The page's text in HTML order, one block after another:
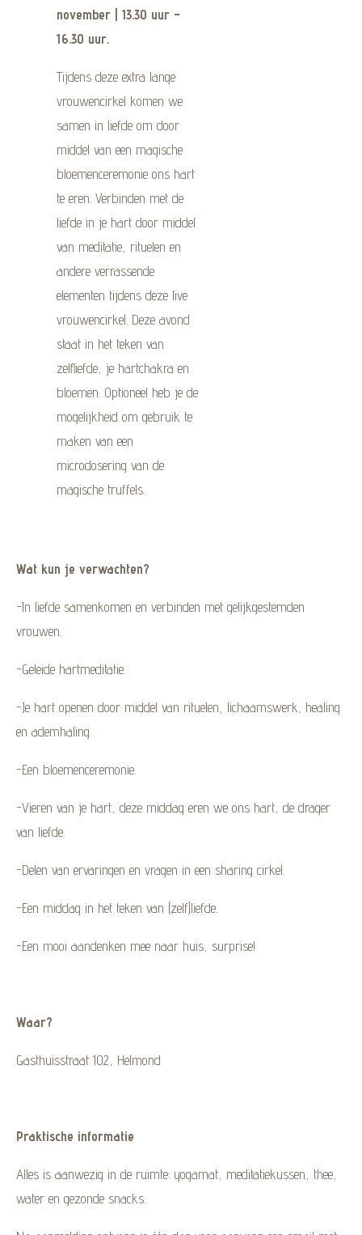
november | 13.30 uur –
16.30 uur.
Tijdens deze extra lange
vrouwencirkel komen we
samen in liefde om door
middel van een magische
bloemenceremonie ons hart
te eren. Verbinden met de
liefde in je hart door middel
van meditatie, rituelen en
andere verrassende
elementen tijdens deze live
vrouwencirkel. Deze avond
staat in het teken van
zelfliefde, je hartchakra en
bloemen. Optioneel heb je de
mogelijkheid om gebruik te
maken van een
microdosering van de
magische truffels.
Wat kun je verwachten?
-In liefde samenkomen en verbinden met gelijkgestemden
vrouwen.
-Geleide hartmeditatie.
-Je hart openen door middel van rituelen, lichaamswerk, healing
en ademhaling.
-Een bloemenceremonie.
-Vieren van je hart, deze middag eren we ons hart, de drager
van liefde.
-Delen van ervaringen en vragen in een sharing cirkel.
-Een middag in het teken van (zelf)liefde.
-Een mooi aandenken mee naar huis, surprise!
Waar?
Gasthuisstraat 102, Helmond
Praktische informatie
Alles is aanwezig in de ruimte: yogamat, meditatiekussen, thee,
water en gezonde snacks.